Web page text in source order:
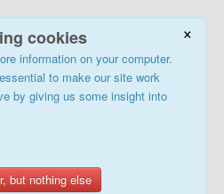
×
cookies
information on your computer.
to make our site work
by giving us some insight into
but nothing else